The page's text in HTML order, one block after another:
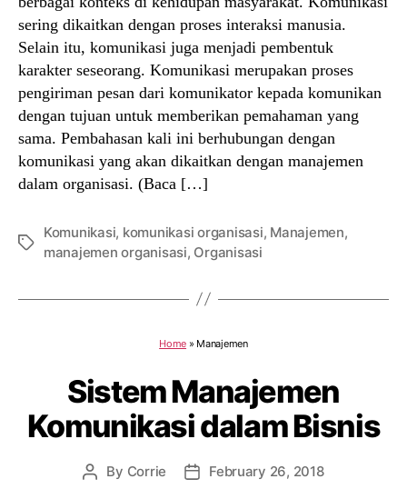
sering dikaitkan dengan proses interaksi manusia.
Selain itu, komunikasi juga menjadi pembentuk
karakter seseorang. Komunikasi merupakan proses
pengiriman pesan dari komunikator kepada komunikan
dengan tujuan untuk memberikan pemahaman yang
sama. Pembahasan kali ini berhubungan dengan
komunikasi yang akan dikaitkan dengan manajemen
dalam organisasi. (Baca […]
Tags
Komunikasi, komunikasi organisasi, Manajemen,
manajemen organisasi, Organisasi
Home » Manajemen
Sistem Manajemen
Komunikasi dalam Bisnis
Post
By Corrie
PostFebruary 26, 2018